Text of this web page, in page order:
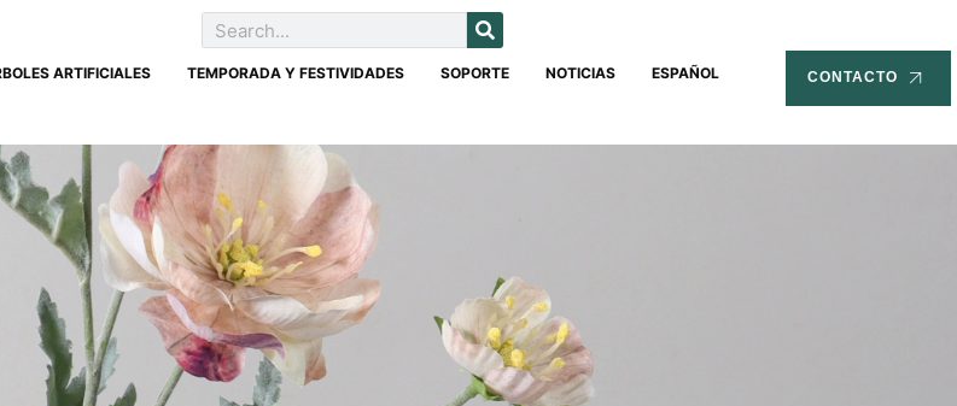
ARTIFICIALES TEMPORADA Y FESTIVIDADES SOPORTE NOTICIAS ESPAÑOL CONTACTO